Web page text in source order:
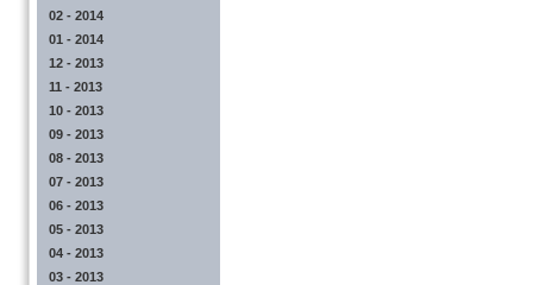
02 - 2014
01 - 2014
12 - 2013
11 - 2013
10 - 2013
09 - 2013
08 - 2013
07 - 2013
06 - 2013
05 - 2013
04 - 2013
03 - 2013